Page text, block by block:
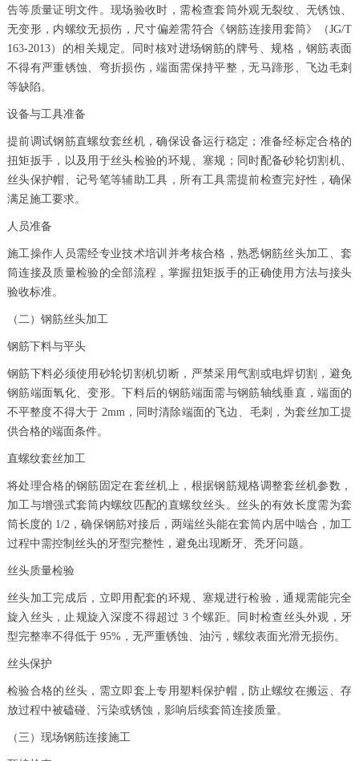
告等质量证明文件。现场验收时，需检查套筒外观无裂纹、无锈蚀、
无变形，内螺纹无损伤，尺寸偏差需符合《钢筋连接用套筒》（JG/T
163-2013）的相关规定。同时核对进场钢筋的牌号、规格，钢筋表面
不得有严重锈蚀、弯折损伤，端面需保持平整，无马蹄形、飞边毛刺
等缺陷。
设备与工具准备
提前调试钢筋直螺纹套丝机，确保设备运行稳定；准备经标定合格的
扭矩扳手，以及用于丝头检验的环规、塞规；同时配备砂轮切割机、
丝头保护帽、记号笔等辅助工具，所有工具需提前检查完好性，确保
满足施工要求。
人员准备
施工操作人员需经专业技术培训并考核合格，熟悉钢筋丝头加工、套
筒连接及质量检验的全部流程，掌握扭矩扳手的正确使用方法与接头
验收标准。
（二）钢筋丝头加工
钢筋下料与平头
钢筋下料必须使用砂轮切割机切断，严禁采用气割或电焊切割，避免
钢筋端面氧化、变形。下料后的钢筋端面需与钢筋轴线垂直，端面的
不平整度不得大于 2mm，同时清除端面的飞边、毛刺，为套丝加工提
供合格的端面条件。
直螺纹套丝加工
将处理合格的钢筋固定在套丝机上，根据钢筋规格调整套丝机参数，
加工与增强式套筒内螺纹匹配的直螺纹丝头。丝头的有效长度需为套
筒长度的 1/2，确保钢筋对接后，两端丝头能在套筒内居中啮合，加工
过程中需控制丝头的牙型完整性，避免出现断牙、秃牙问题。
丝头质量检验
丝头加工完成后，立即用配套的环规、塞规进行检验，通规需能完全
旋入丝头，止规旋入深度不得超过 3 个螺距。同时检查丝头外观，牙
型完整率不得低于 95%，无严重锈蚀、油污，螺纹表面光滑无损伤。
丝头保护
检验合格的丝头，需立即套上专用塑料保护帽，防止螺纹在搬运、存
放过程中被磕碰、污染或锈蚀，影响后续套筒连接质量。
（三）现场钢筋连接施工